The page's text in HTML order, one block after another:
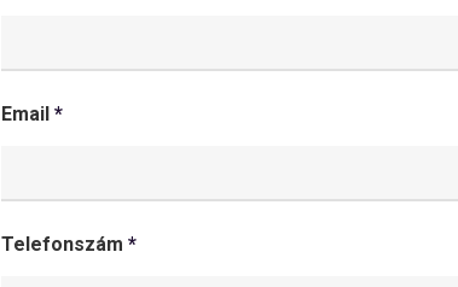
Email*
Telefonszám*